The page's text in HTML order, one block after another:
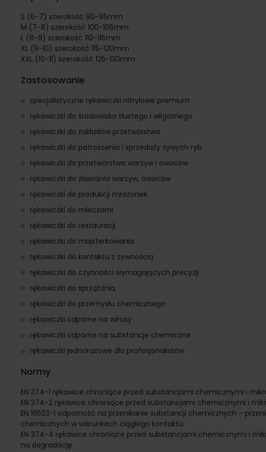
S (6-7) szerokość 90-95mm
M (7-8) szerokość 100-105mm
L (8-9) szerokość 110-115mm
XL (9-10) szerokość 115-120mm
XXL (10-11) szerokość 125-130mm
Zastosowanie
specjalistyczne rękawiczki nitrylowe premium
rękawiczki do środowiska tłustego i wilgotnego
rękawiczki do zakładów przetwórstwa
rękawiczki do patroszenia i sprzedaży żywych ryb
rękawiczki do przetwórstwa warzyw i owoców
rękawiczki do zbierania warzyw, owoców
rękawiczki do produkcji mrożonek
rękawiczki do mleczarni
rękawiczki do restauracji
rękawiczki do majsterkowania
rękawiczki do kontaktu z żywnością
rękawiczki do czynności wymagających precyzji
rękawiczki do sprzątania
rękawiczki do przemysłu chemicznego
rękawiczki odporne na wirusy
rękawiczki odporne na substancje chemiczne
rękawiczki jednorazowe dla profesjonalistów
Normy
EN 374-1 rękawice chroniące przed substancjami chemicznymi i
EN 374-2 rękawice chroniące przed substancjami chemicznymi i
EN 16523-1 odporność na przenikanie substancji chemicznych -
chemicznych w warunkach ciągłego kontaktu
EN 374-4 rękawice chroniące przed substancjami chemicznymi i
na degradację